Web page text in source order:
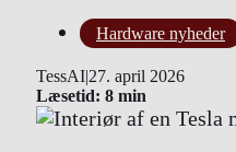
Hardware nyheder
TessAI|27. april 2026
Læsetid: 8 min